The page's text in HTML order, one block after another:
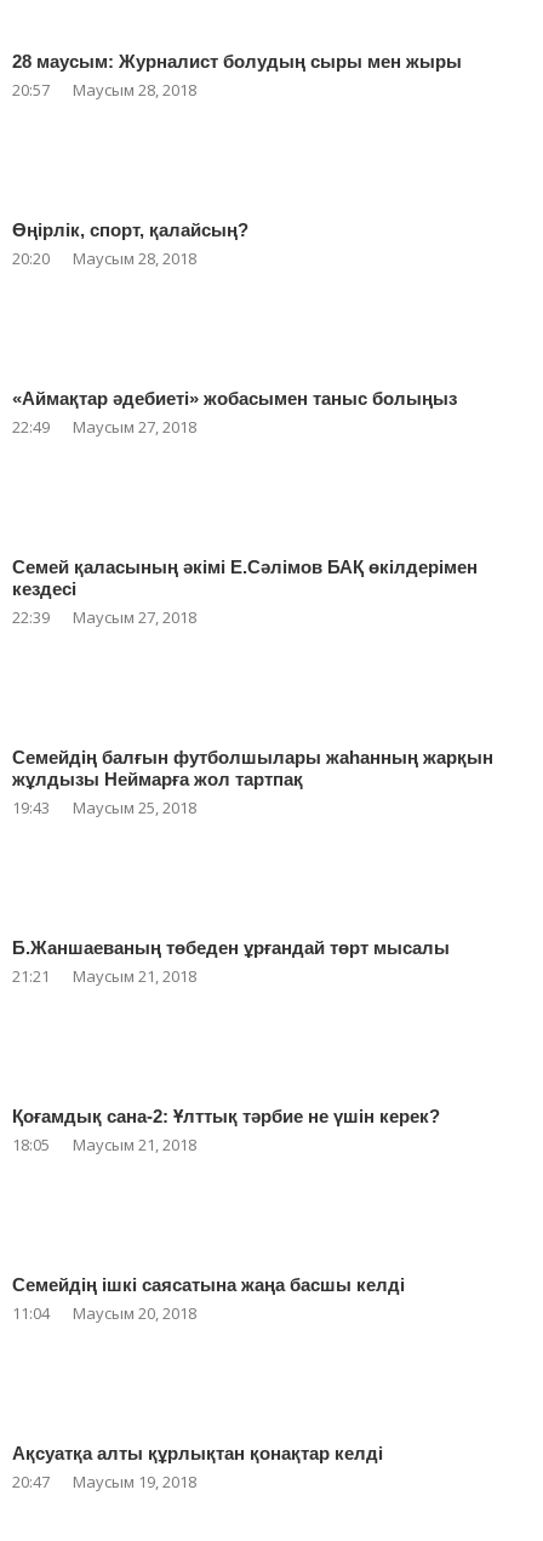
28 маусым: Журналист болудың сыры мен жыры
20:57 Маусым 28, 2018
Өңірлік, спорт, қалайсың?
20:20 Маусым 28, 2018
«Аймақтар әдебиеті» жобасымен таныс болыңыз
22:49 Маусым 27, 2018
Семей қаласының әкімі Е.Сәлімов БАҚ өкілдерімен
кездесі
22:39 Маусым 27, 2018
Семейдің балғын футболшылары жаһанның жарқын
жұлдызы Неймарға жол тартпақ
19:43 Маусым 25, 2018
Б.Жаншаеваның төбеден ұрғандай төрт мысалы
21:21 Маусым 21, 2018
Қоғамдық сана-2: Ұлттық тәрбие не үшін керек?
18:05 Маусым 21, 2018
Семейдің ішкі саясатына жаңа басшы келді
11:04 Маусым 20, 2018
Ақсуатқа алты құрлықтан қонақтар келді
20:47 Маусым 19, 2018